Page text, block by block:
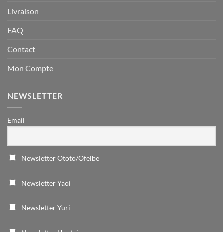
Livraison
FAQ
Contact
Mon Compte
NEWSLETTER
Email
Newsletter Ototo/Ofelbe
Newsletter Yaoi
Newsletter Yuri